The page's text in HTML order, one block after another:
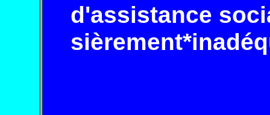
d'assistance
sièrement*